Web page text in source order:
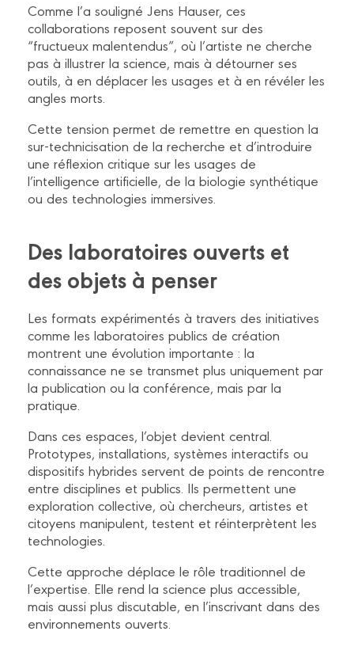
Comme l’a souligné Jens Hauser, ces
collaborations reposent souvent sur des
“fructueux malentendus”, où l’artiste ne cherche
pas à illustrer la science, mais à détourner ses
outils, à en déplacer les usages et à en révéler les
angles morts.
Cette tension permet de remettre en question la
sur-technicisation de la recherche et d’introduire
une réflexion critique sur les usages de
l’intelligence artificielle, de la biologie synthétique
ou des technologies immersives.
Des laboratoires ouverts et
des objets à penser
Les formats expérimentés à travers des initiatives
comme les laboratoires publics de création
montrent une évolution importante : la
connaissance ne se transmet plus uniquement par
la publication ou la conférence, mais par la
pratique.
Dans ces espaces, l’objet devient central.
Prototypes, installations, systèmes interactifs ou
dispositifs hybrides servent de points de rencontre
entre disciplines et publics. Ils permettent une
exploration collective, où chercheurs, artistes et
citoyens manipulent, testent et réinterprètent les
technologies.
Cette approche déplace le rôle traditionnel de
l’expertise. Elle rend la science plus accessible,
mais aussi plus discutable, en l’inscrivant dans des
environnements ouverts.